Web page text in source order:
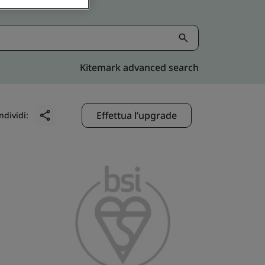
Kitemark advanced search
Effettua l’upgrade